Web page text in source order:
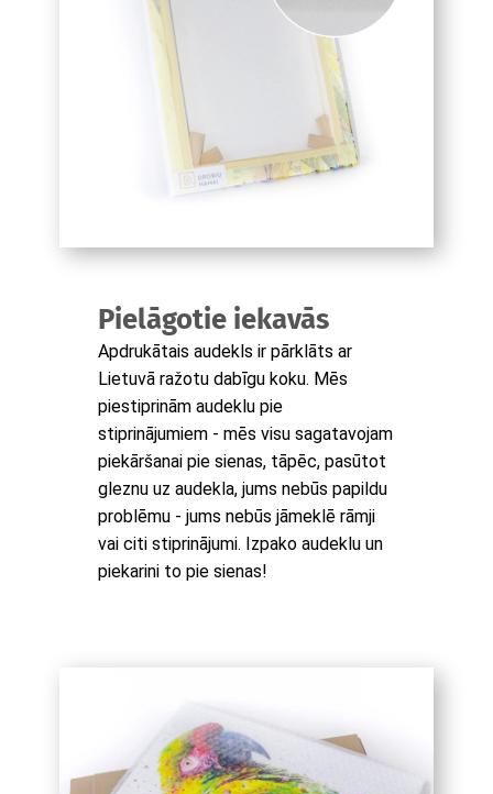
Pielāgotie iekavās
Apdrukātais audekls ir pārklāts ar
Lietuvā ražotu dabīgu koku. Mēs
piestiprinām audeklu pie
stiprinājumiem - mēs visu sagatavojam
piekāršanai pie sienas, tāpēc, pasūtot
gleznu uz audekla, jums nebūs papildu
problēmu - jums nebūs jāmeklē rāmji
vai citi stiprinājumi. Izpako audeklu un
piekarini to pie sienas!